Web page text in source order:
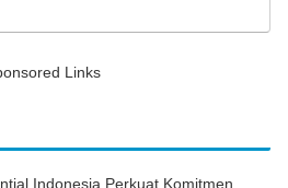
Links
Indonesia Perkuat Komitmen